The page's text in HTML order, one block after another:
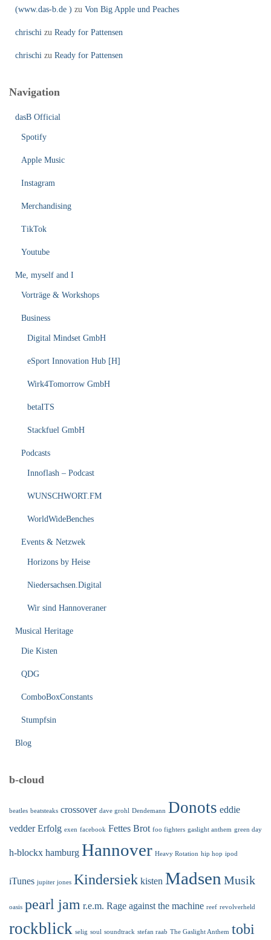
(www.das-b.de ) zu Von Big Apple und Peaches
chrischi zu Ready for Pattensen
chrischi zu Ready for Pattensen
Navigation
dasB Official
Spotify
Apple Music
Instagram
Merchandising
TikTok
Youtube
Me, myself and I
Vorträge & Workshops
Business
Digital Mindset GmbH
eSport Innovation Hub [H]
Wirk4Tomorrow GmbH
betaITS
Stackfuel GmbH
Podcasts
Innoflash – Podcast
WUNSCHWORT.FM
WorldWideBenches
Events & Netzwek
Horizons by Heise
Niedersachsen.Digital
Wir sind Hannoveraner
Musical Heritage
Die Kisten
QDG
ComboBoxConstants
Stumpfsin
Blog
b-cloud
beatles beatsteaks crossover dave grohl Dendemann Donots eddie
vedder Erfolg exen facebook Fettes Brot foo fighters gaslight anthem green day
h-blockx hamburg Hannover Heavy Rotation hip hop ipod
iTunes jupiter jones Kindersiek kisten Madsen Musik
oasis pearl jam r.e.m. Rage against the machine reef revolverheld
rockblick selig soul soundtrack stefan raab The Gaslight Anthem tobi